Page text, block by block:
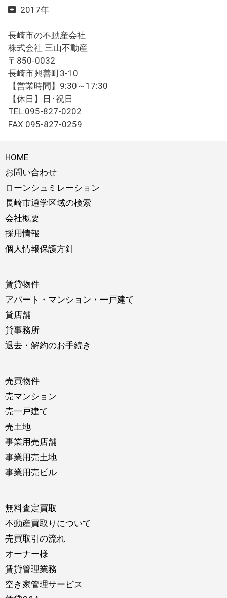
2017年
長崎市の不動産会社
株式会社 三山不動産
〒850-0032
長崎市興善町3-10
【営業時間】9:30～17:30
【休日】日･祝日
TEL:095-827-0202
FAX:095-827-0259
HOME
お問い合わせ
ローンシュミレーション
長崎市通学区域の検索
会社概要
採用情報
個人情報保護方針
賃貸物件
アパート・マンション・一戸建て
貸店舗
貸事務所
退去・解約のお手続き
売買物件
売マンション
売一戸建て
売土地
事業用売店舗
事業用売土地
事業用売ビル
無料査定買取
不動産買取りについて
売買取引の流れ
オーナー様
賃貸管理業務
空き家管理サービス